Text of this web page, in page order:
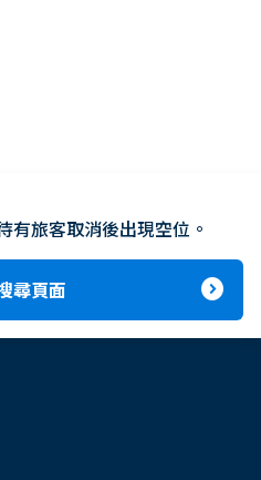
有旅客取消後出現空位。
尋頁面 expand_circle_right